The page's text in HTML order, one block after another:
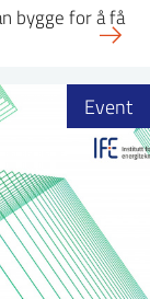
bygge for å få
Event